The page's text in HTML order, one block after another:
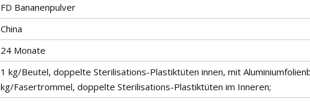
FD Bananenpulver
China
24 Monate
1 kg/Beutel, doppelte Sterilisations-Plastiktüten innen, mit
kg/Fasertrommel, doppelte Sterilisations-Plastiktüten im Inneren;